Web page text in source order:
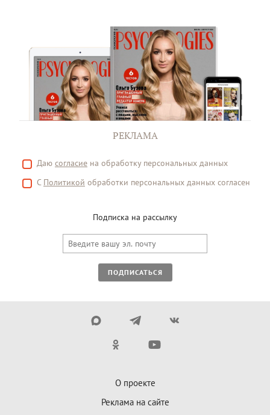
РЕКЛАМА
Даю согласие на обработку персональных данных
С Политикой обработки персональных данных согласен
Подписка на рассылку
ПОДПИСАТЬСЯ
О проекте
Реклама на сайте